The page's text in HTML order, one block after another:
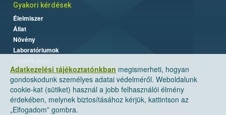
Adatkezelési tájékoztatónkban megismerheti, hogyan
gondoskodunk személyes adatai védelméről. Weboldalunk
cookie-kat (sütiket) használ a jobb felhasználói élmény
érdekében, melynek biztosításához kérjük, kattintson az
„Elfogadom” gombra.
Gyakori kérdések
Élelmiszer
Állat
Növény
Laboratóriumok